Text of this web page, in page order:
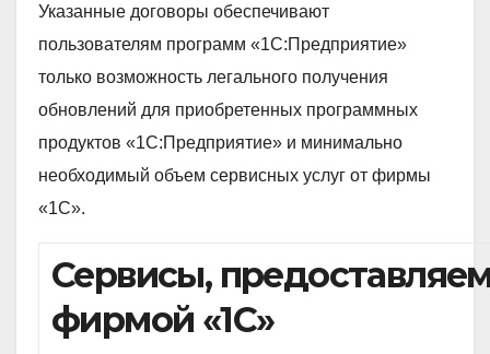
Указанные договоры обеспечивают
пользователям программ «1С:Предприятие»
только возможность легального получения
обновлений для приобретенных программных
продуктов «1С:Предприятие» и минимально
необходимый объем сервисных услуг от фирмы
«1С».
Сервисы,
фирмой «1С»